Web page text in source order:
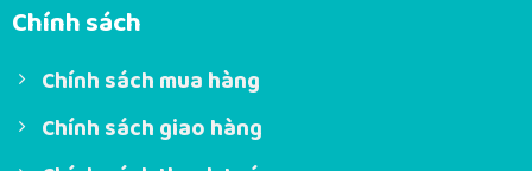
Chính sách
Chính sách mua hàng
Chính sách giao hàng